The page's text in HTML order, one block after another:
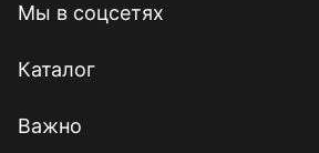
Мы в соцсетях
Каталог
Важно